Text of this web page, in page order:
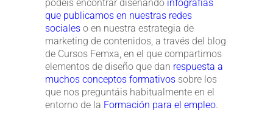
podéis encontrar diseñando infografías
que publicamos en nuestras redes
sociales o en nuestra estrategia de
marketing de contenidos, a través del blog
de Cursos Femxa, en el que compartimos
elementos de diseño que dan respuesta a
muchos conceptos formativos sobre los
que nos preguntáis habitualmente en el
entorno de la Formación para el empleo.